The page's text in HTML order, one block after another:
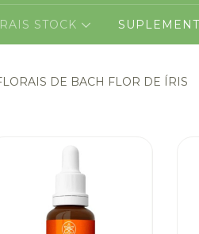
STOCK
DE BACH FLOR DE ÍRIS